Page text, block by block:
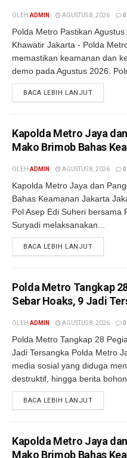
OLEH ADMIN AGUSTUS 8, 2026 0
Polda Metro Pastikan
Khawatir Jakarta - Polda
memastikan keamanan dan
demo pada Agustus 2026.
BACA LEBIH LANJUT
Kapolda Metro Jaya
Mako Brimob Bahas
OLEH ADMIN AGUSTUS 8, 2026 0
Kapolda Metro Jaya dan
Bahas Keamanan Jakarta
Pol Asep Edi Suheri bersama
Suryadi melaksanakan...
BACA LEBIH LANJUT
Polda Metro Tangkap
Sebar Hoaks, 9 Jadi
OLEH ADMIN AGUSTUS 8, 2026 0
Polda Metro Tangkap 28
Jadi Tersangka Polda Metro
media sosial yang diduga
destruktif, hingga berita
BACA LEBIH LANJUT
Kapolda Metro Jaya
Mako Brimob Bahas